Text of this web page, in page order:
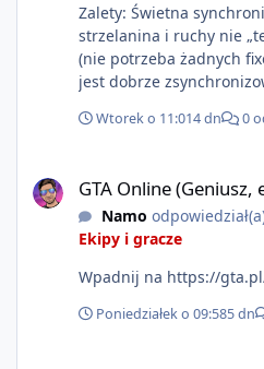
Zalety: Świetna
strzelanina i ruchy nie
(nie potrzeba żadnych
jest dobrze
poziomie multiplayera
Kontakt: Discord —
xvincekidd Wideo
https://youtu.be/
Wtorek o 11:014 dn 0
GTA Online
Namo
Ekipy i gracze
Wpadnij na https://
Poniedziałek o 09:585 dn